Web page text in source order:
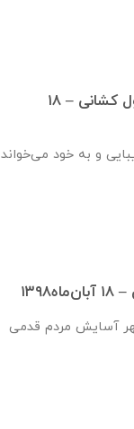
افتتاح دبيرستان دخترانه زنده‌یاد بتول کشانی – ۱۸
و به خود می‌خواند
آسایش مردم قدمی